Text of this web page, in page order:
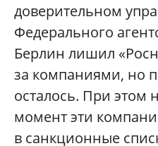
доверительном
Федерального
Берлин лишил
за компаниями, но
осталось. При этом
момент эти
в санкционные